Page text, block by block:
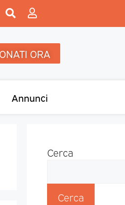
ORA
Annunci
Cerca
Cerca